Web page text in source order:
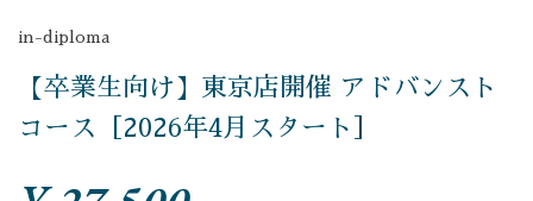
in-diploma
【卒業生向け】東京店開催 アドバンスト
コース［2026年4月スタート］